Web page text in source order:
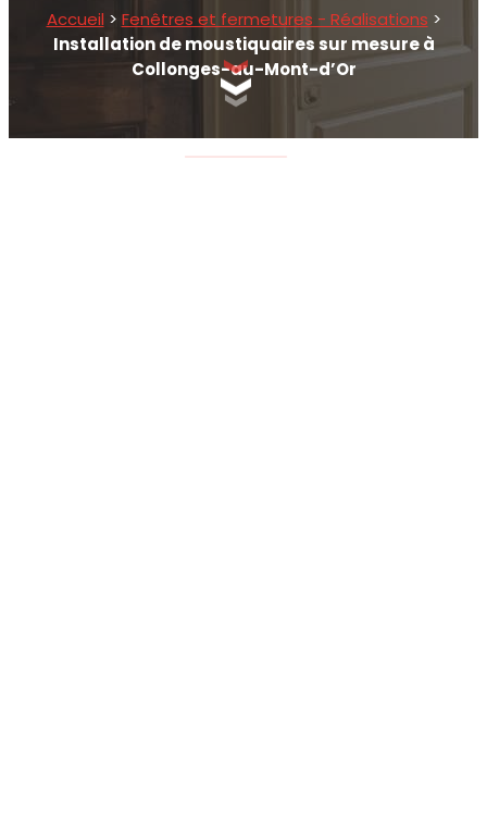
Accueil > Fenêtres et fermetures - Réalisations >
Installation de moustiquaires sur mesure à
Collonges-au-Mont-d’Or